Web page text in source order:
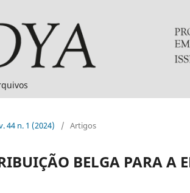
44 n. 1 (2024) / Artigos
BELGA PARA A